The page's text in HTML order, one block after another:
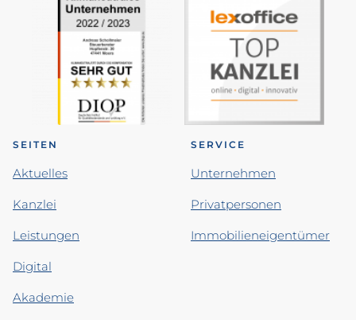
SEITEN
Aktuelles
Kanzlei
Leistungen
Digital
Akademie
SERVICE
Unternehmen
Privatpersonen
Immobilieneigentümer